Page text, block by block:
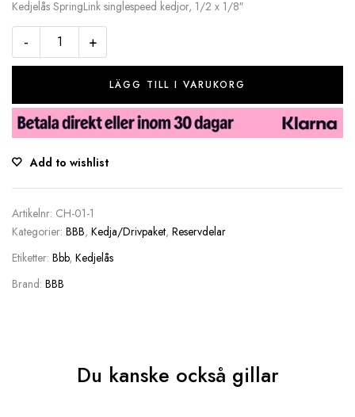
Kedjelås SpringLink singlespeed kedjor, 1/2 x 1/8″
- +
LÄGG TILL I VARUKORG
Add to wishlist
Artikelnr: CH-01-1
Kategorier: BBB, Kedja/Drivpaket, Reservdelar
Etiketter: Bbb, Kedjelås
Brand: BBB
Du kanske också gillar